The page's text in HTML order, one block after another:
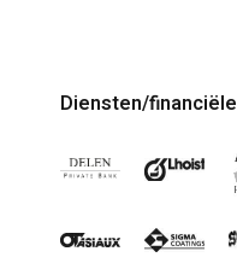
Diensten/financiële